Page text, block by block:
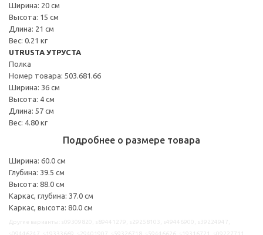
Ширина: 20 см
Высота: 15 см
Длина: 21 см
Вес: 0.21 кг
UTRUSTA УТРУСТА
Полка
Номер товара: 503.681.66
Ширина: 36 см
Высота: 4 см
Длина: 57 см
Вес: 4.80 кг
Подробнее о размере товара
Ширина: 60.0 см
Глубина: 39.5 см
Высота: 88.0 см
Каркас, глубина: 37.0 см
Каркас, высота: 80.0 см